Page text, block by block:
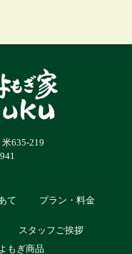
635-219
て プラン・料金
スタッフご挨拶
よもぎ商品